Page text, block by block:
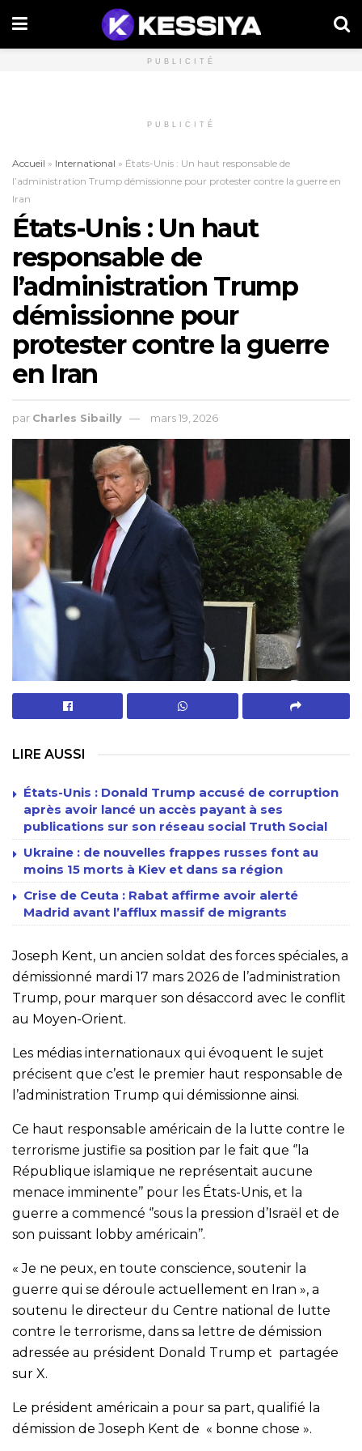
PUBLICITÉ
PUBLICITÉ
Accueil » International » États-Unis : Un haut responsable de
l’administration Trump démissionne pour protester contre la guerre en
Iran
États-Unis : Un haut
responsable de
l’administration Trump
démissionne pour
protester contre la guerre
en Iran
par Charles Sibailly mars 19, 2026
LIRE AUSSI
États-Unis : Donald Trump accusé de corruption
après avoir lancé un accès payant à ses
publications sur son réseau social Truth Social
Ukraine : de nouvelles frappes russes font au
moins 15 morts à Kiev et dans sa région
Crise de Ceuta : Rabat affirme avoir alerté
Madrid avant l’afflux massif de migrants
Joseph Kent, un ancien soldat des forces spéciales, a
démissionné mardi 17 mars 2026 de l’administration
Trump, pour marquer son désaccord avec le conflit
au Moyen-Orient.
Les médias internationaux qui évoquent le sujet
précisent que c’est le premier haut responsable de
l’administration Trump qui démissionne ainsi.
Ce haut responsable américain de la lutte contre le
terrorisme justifie sa position par le fait que ‘’la
République islamique ne représentait aucune
menace imminente’’ pour les États-Unis, et la
guerre a commencé ‘’sous la pression d’Israël et de
son puissant lobby américain’’.
« Je ne peux, en toute conscience, soutenir la
guerre qui se déroule actuellement en Iran », a
soutenu le directeur du Centre national de lutte
contre le terrorisme, dans sa lettre de démission
adressée au président Donald Trump et partagée
sur X.
Le président américain a pour sa part, qualifié la
démission de Joseph Kent de « bonne chose ».